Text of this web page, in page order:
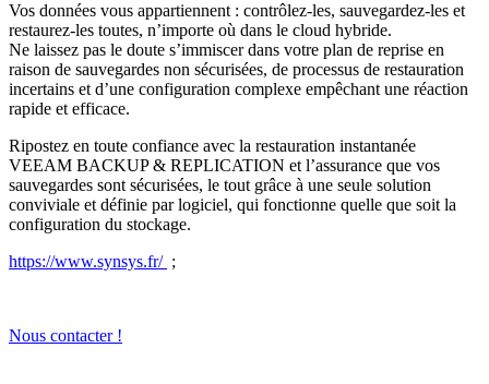
Vos données vous appartiennent : contrôlez-les, sauvegardez-les et
restaurez-les toutes, n’importe où dans le cloud hybride.
Ne laissez pas le doute s’immiscer dans votre plan de reprise en
raison de sauvegardes non sécurisées, de processus de restauration
incertains et d’une configuration complexe empêchant une réaction
rapide et efficace.
Ripostez en toute confiance avec la restauration instantanée
VEEAM BACKUP & REPLICATION et l’assurance que vos
sauvegardes sont sécurisées, le tout grâce à une seule solution
conviviale et définie par logiciel, qui fonctionne quelle que soit la
configuration du stockage.
https://www.synsys.fr/ ;
Nous contacter !